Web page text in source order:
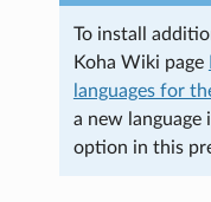
To install
Koha Wiki page
languages for
a new language
option in this